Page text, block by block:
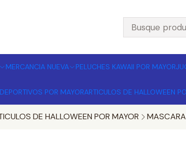
MERCANCIA NUEVA PELUCHES KAWAII POR MAYOR
POR MAYORARTICULOS DE HALLOWEEN
DE HALLOWEEN POR MAYOR